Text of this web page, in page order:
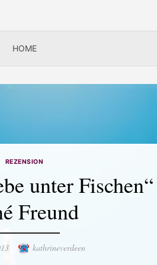
HOME
REZENSION
unter
Freund
Author
kathrineverdeen